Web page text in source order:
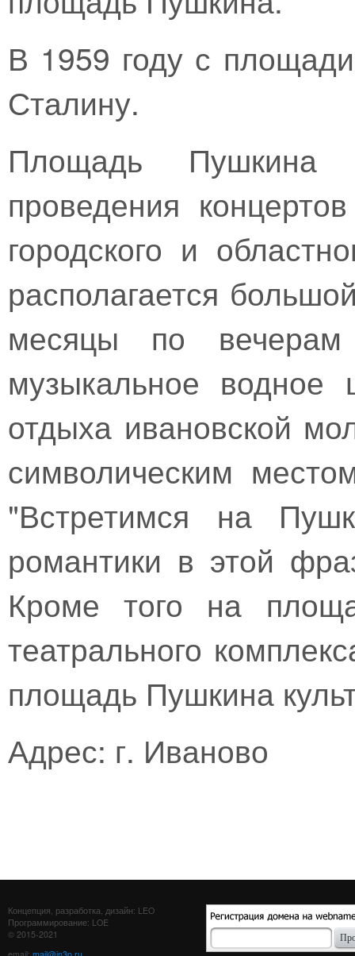
В 1959 году с
Сталину.
Площадь Пушкина
проведения
городского и
располагается
месяцы по
музыкальное
отдыха ивановской
символическим
"Встретимся на
романтики в этой
Кроме того на
театрального
площадь Пушкина
Адрес: г. Иваново
Концепция, разработка, дизайн: LEO
Программирование: LOE
© 2015-2021